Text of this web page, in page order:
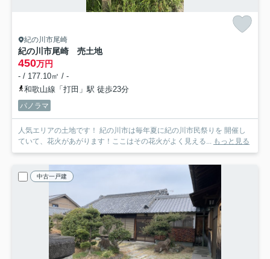
紀の川市尾崎
紀の川市尾崎 売土地
450万円
- / 177.10㎡ / -
和歌山線「打田」駅 徒歩23分
パノラマ
人気エリアの土地です！ 紀の川市は毎年夏に紀の川市民祭りを 開催し
ていて、花火があがります！ここはその花火がよく見える... もっと見る
中古一戸建